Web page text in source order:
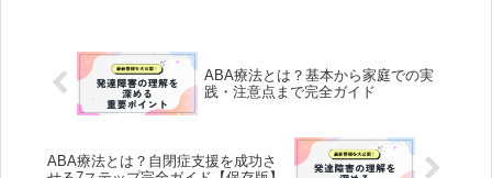
ABA療法とは？基本から家庭での実